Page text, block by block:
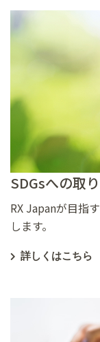
SDGsへの取
RX Japanが目指
します。
詳しくはこちら